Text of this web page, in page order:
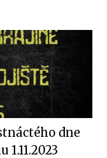
dne